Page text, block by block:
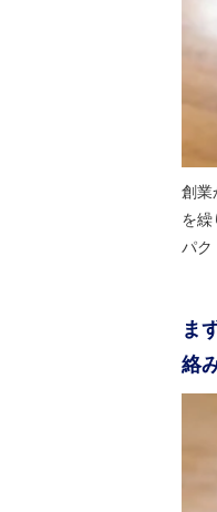
創業
を繰
パク
ま
絡